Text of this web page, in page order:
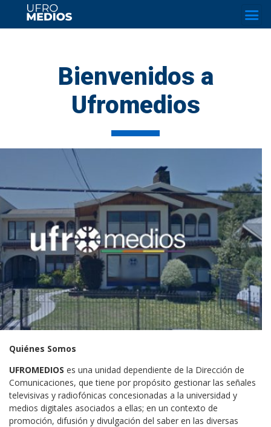
Bienvenidos a
Ufromedios
Quiénes Somos
UFROMEDIOS es una unidad dependiente de la Dirección de
Comunicaciones, que tiene por propósito gestionar las señales
televisivas y radiofónicas concesionadas a la universidad y
medios digitales asociados a ellas; en un contexto de
promoción, difusión y divulgación del saber en las diversas